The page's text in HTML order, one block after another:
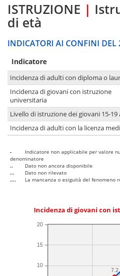
ISTRUZIONE |
di età
INDICATORI AI CONFINI DEL
Indicatore
Incidenza di adulti con diploma o
Incidenza di giovani con istruzione
universitaria
Livello di istruzione dei giovani 15-19
Incidenza di adulti con la licenza
-
Indicatore non applicabile per valore
denominatore
..
Dato non ancora disponibile
...
Dato non rilevato
....
La mancanza o esiguità del fenomeno
Incidenza di giovani con
10
15
20
7.2